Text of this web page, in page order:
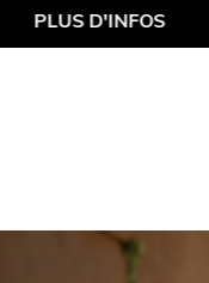
PLUS D'INFOS